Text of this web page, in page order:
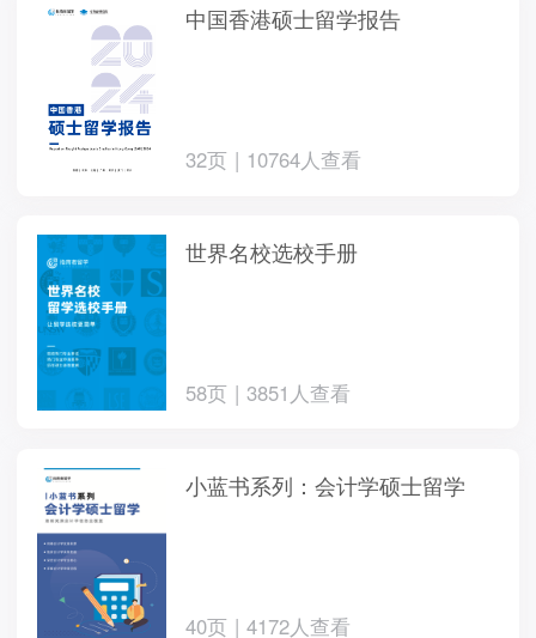
中国香港硕士留学报告
32页 | 10764人查看
世界名校选校手册
58页 | 3851人查看
小蓝书系列：会计学硕士留学
40页 | 4172人查看